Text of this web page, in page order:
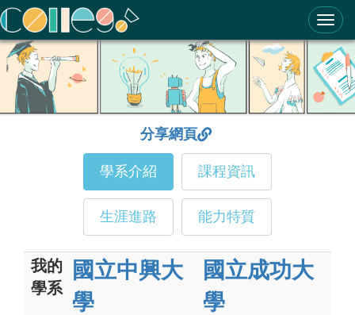
ColleGo! 大學選才與高中育才輔助系統
分享網頁
學系介紹 課程資訊
生涯進路 能力特質
我的
學系
國立中興大
學
國立成功大
學